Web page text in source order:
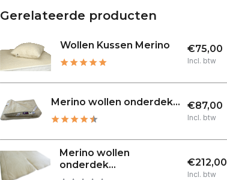
Gerelateerde producten
Wollen Kussen Merino €75,00
Incl. btw
Merino wollen onderdek... €87,00
Incl. btw
Merino wollen
onderdek...
€212,00
Incl. btw